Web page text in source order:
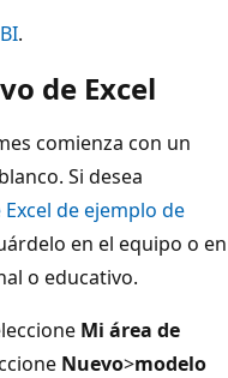
.
de Excel
comienza con un
Si desea
de ejemplo de
en el equipo o en
o educativo.
Mi área de
Nuevo>modelo